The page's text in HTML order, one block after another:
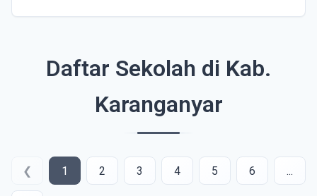
Daftar Sekolah di Kab.
Karanganyar
❮ 1 2 3 4 5 6 ...